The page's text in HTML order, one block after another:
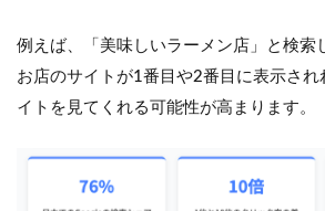
例えば、「美味しいラーメン店」と検索
お店のサイトが1番目や2番目に表示され
イトを見てくれる可能性が高まります。